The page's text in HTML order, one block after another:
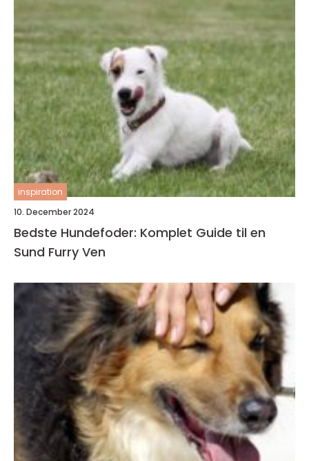
inspiration
10. December 2024
Bedste Hundefoder: Komplet Guide til en
Sund Furry Ven